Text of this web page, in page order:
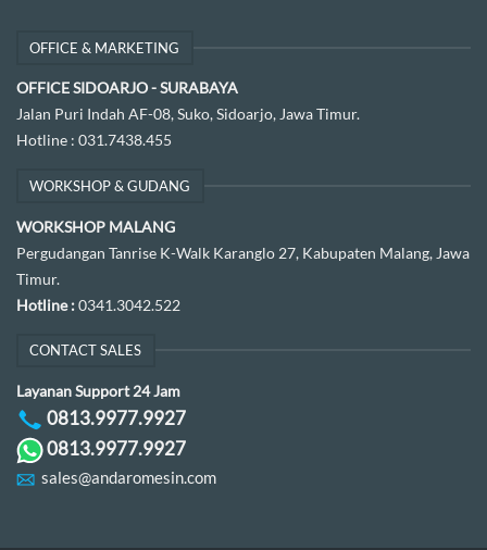
OFFICE & MARKETING
OFFICE SIDOARJO - SURABAYA
Jalan Puri Indah AF-08, Suko, Sidoarjo, Jawa Timur.
Hotline : 031.7438.455
WORKSHOP & GUDANG
WORKSHOP MALANG
Pergudangan Tanrise K-Walk Karanglo 27, Kabupaten Malang, Jawa
Timur.
Hotline :0341.3042.522
CONTACT SALES
Layanan Support 24 Jam
0813.9977.9927
0813.9977.9927
sales@andaromesin.com